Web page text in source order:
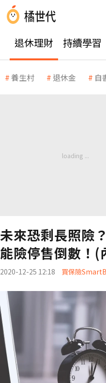
退休理財 持續學習
養生村 退休金 自
未來恐剩長照險
能險停售倒數！(
2020-12-25 12:18 買保險